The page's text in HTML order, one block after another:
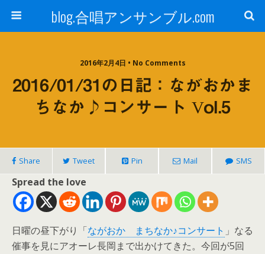
blog.合唱アンサンブル.com
2016年2月4日 • No Comments
2016/01/31の日記：ながおかま
ちなか♪コンサート Vol.5
Share Tweet Pin Mail SMS
Spread the love
日曜の昼下がり「ながおか まちなか♪コンサート 」なる
催事を見にアオーレ長岡まで出かけてきた。今回が5回